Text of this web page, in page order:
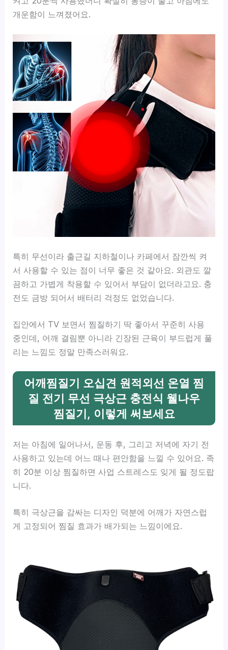
개운함이 느껴졌어요.
특히 무선이라 출근길 지하철이나 카페에서 잠깐씩 켜
서 사용할 수 있는 점이 너무 좋은 것 같아요. 외관도 깔
끔하고 가볍게 착용할 수 있어서 부담이 없더라고요. 충
전도 금방 되어서 배터리 걱정도 없었습니다.
집안에서 TV 보면서 찜질하기 딱 좋아서 꾸준히 사용
중인데, 어깨 결림뿐 아니라 긴장된 근육이 부드럽게 풀
리는 느낌도 정말 만족스러워요.
어깨찜질기 오십견 원적외선 온열 찜
질 전기 무선 극상근 충전식 웰나우
찜질기, 이렇게 써보세요
저는 아침에 일어나서, 운동 후, 그리고 저녁에 자기 전
사용하고 있는데 어느 때나 편안함을 느낄 수 있어요. 족
히 20분 이상 찜질하면 사업 스트레스도 잊게 될 정도랍
니다.
특히 극상근을 감싸는 디자인 덕분에 어깨가 자연스럽
게 고정되어 찜질 효과가 배가되는 느낌이에요.